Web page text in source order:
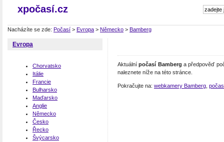
xpočasí.cz
Nacházíte se zde: Počasí > Evropa > Německo > Bamberg
Evropa
Chorvatsko
Itálie
Francie
Bulharsko
Maďarsko
Anglie
Německo
Česko
Řecko
Švýcarsko
Aktuálnípočasí Bamberg a předpověď
naleznete níže na této stránce.
Pokračujte na: webkamery Bamberg